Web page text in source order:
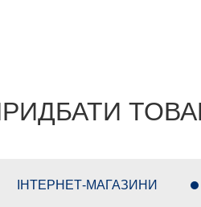
ІНТЕРНЕТ-МАГАЗИНИ